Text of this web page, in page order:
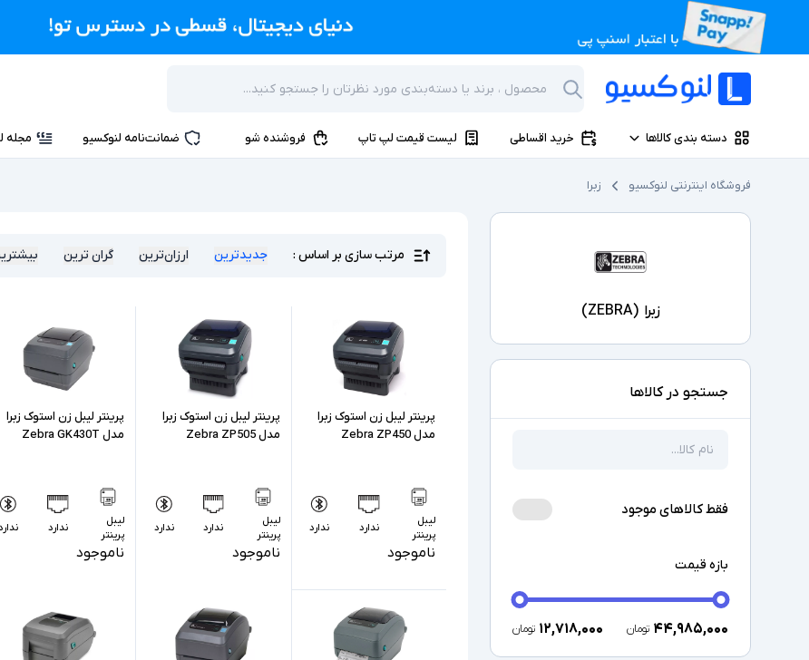
دسته بندی کالاها خرید اقساطی لیست قیمت لپ تاپ فروشنده شو ضمانت‌نامه لنوکسیو مجله
فروشگاه اینترنتی لنوکسیو زبرا
زبرا (
ZEBRA
)
جستجو در کالاها
فقط کالاهای موجود
بازه قیمت
۴۴,۹۸۵,۰۰۰ تومان ۱۲,۷۱۸,۰۰۰ تومان
مرتب سازی بر اساس : جدیدترین ارزان‌ترین گران ترین
پرینتر لیبل زن استوک زبرا
مدل Zebra ZP450
لیبل
پرینتر
ندارد ندارد
ناموجود
پرینتر لیبل زن استوک زبرا
مدل Zebra ZP505
لیبل
پرینتر
ندارد ندارد
ناموجود
پرینتر لیبل زن استوک زبرا
مدل Zebra GK430T
لیبل
پرینتر
ندارد
ناموجود